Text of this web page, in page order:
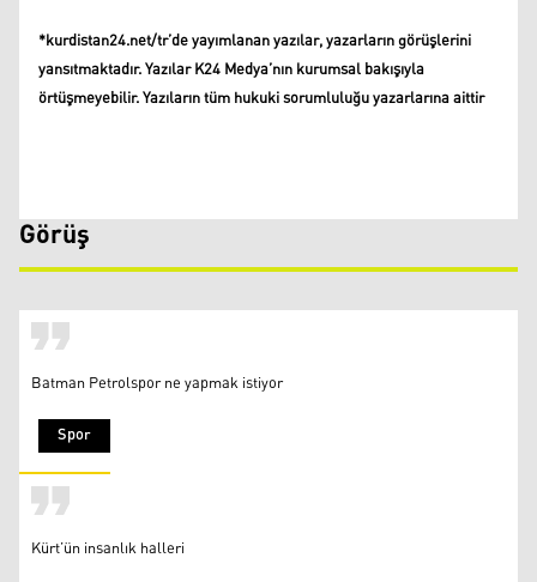
*kurdistan24.net/tr’de yayımlanan yazılar, yazarların görüşlerini
yansıtmaktadır. Yazılar K24 Medya’nın kurumsal bakışıyla
örtüşmeyebilir. Yazıların tüm hukuki sorumluluğu yazarlarına aittir
Görüş
Spor
Batman Petrolspor ne yapmak istiyor
Kürt’ün insanlık halleri